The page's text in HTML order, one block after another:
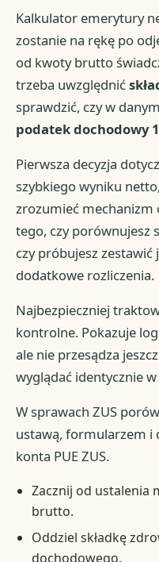
Kalkulator emerytury
zostanie na rękę po
od kwoty brutto
trzeba uwzględnić
sprawdzić, czy w
podatek dochodowy
Pierwsza decyzja
szybkiego wyniku
zrozumieć mechanizm
tego, czy porównujesz
czy próbujesz
dodatkowe rozliczenia.
Najbezpieczniej
kontrolne. Pokazuje
ale nie przesądza
wyglądać identycznie
W sprawach ZUS
ustawą, formularzem i
konta PUE ZUS.
Zacznij od ustalenia
brutto.
Oddziel składkę
dochodowego.